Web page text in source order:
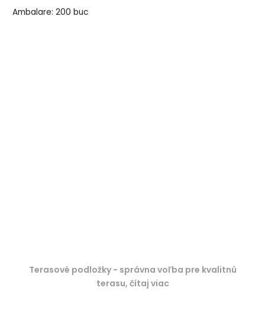
Ambalare: 200 buc
Terasové podložky - správna voľba pre kvalitnú
terasu, čítaj viac